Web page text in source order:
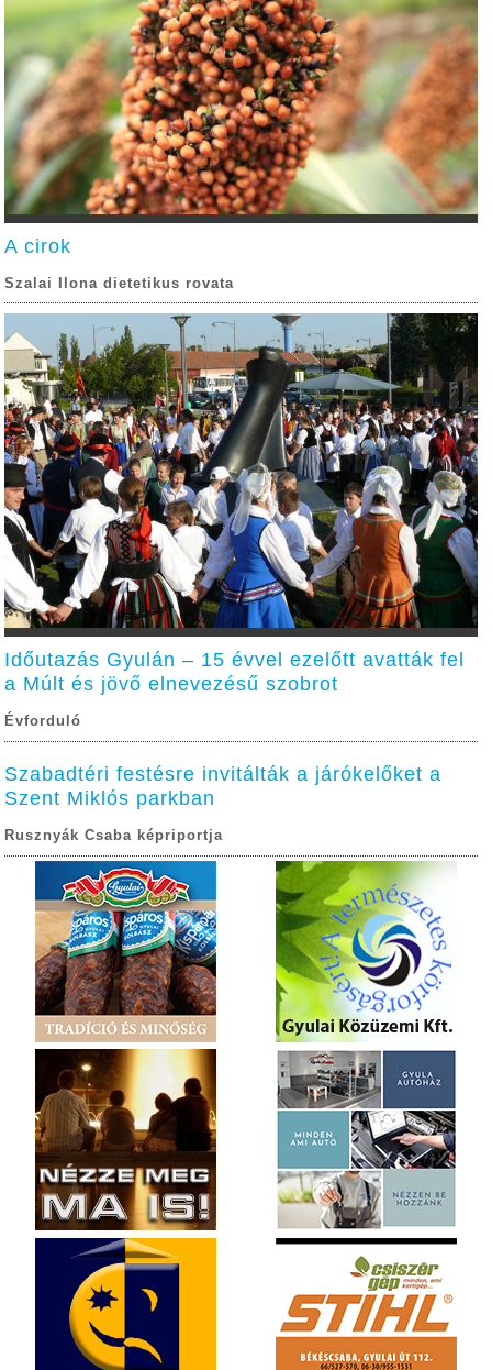
A cirok
Szalai Ilona dietetikus rovata
Időutazás Gyulán – 15 évvel ezelőtt avatták fel
a Múlt és jövő elnevezésű szobrot
Évforduló
Szabadtéri festésre invitálták a járókelőket a
Szent Miklós parkban
Rusznyák Csaba képriportja